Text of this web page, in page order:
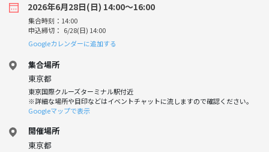
2026年6月28日(日) 14:00〜16:00
集合時刻：14:00
申込締切： 6/28(日) 14:00
Googleカレンダーに追加する
集合場所
東京都
東京国際クルーズターミナル駅付近
※詳細な場所や目印などはイベントチャットに流しますので確認ください。
Googleマップで表示
開催場所
東京都